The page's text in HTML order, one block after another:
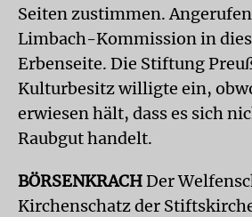
Seiten zustimmen.
Limbach-Kommission in
Erbenseite. Die Stiftung
Kulturbesitz willigte ein,
erwiesen hält, dass es sich
Raubgut handelt.
BÖRSENKRACHDer
Kirchenschatz der